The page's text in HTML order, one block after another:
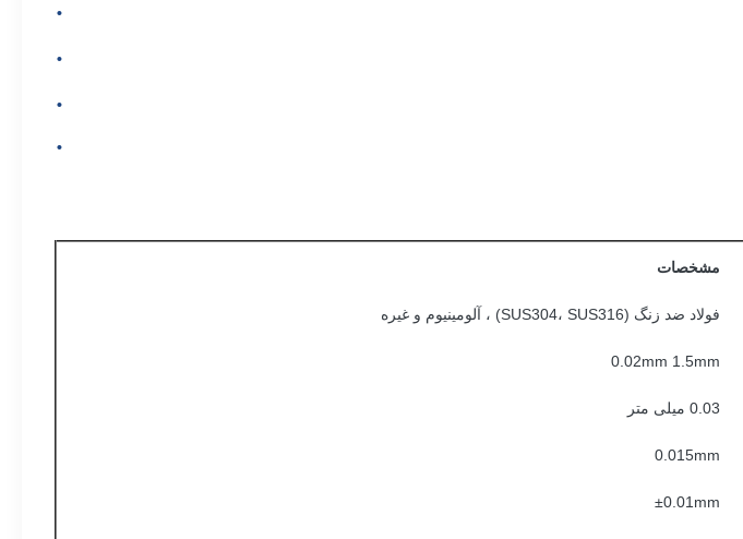
مشخصات
فولاد ضد زنگ (SUS304، SUS316) ، آلومینیوم و غیره
0.02mm 1.5mm
0.03 میلی متر
0.015mm
±0.01mm